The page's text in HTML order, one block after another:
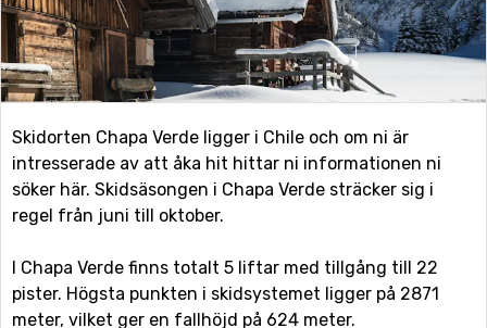
Skidorten Chapa Verde ligger i Chile och om ni är
intresserade av att åka hit hittar ni informationen ni
söker här. Skidsäsongen i Chapa Verde sträcker sig i
regel från juni till oktober.
I Chapa Verde finns totalt 5 liftar med tillgång till 22
pister. Högsta punkten i skidsystemet ligger på 2871
meter, vilket ger en fallhöjd på 624 meter.